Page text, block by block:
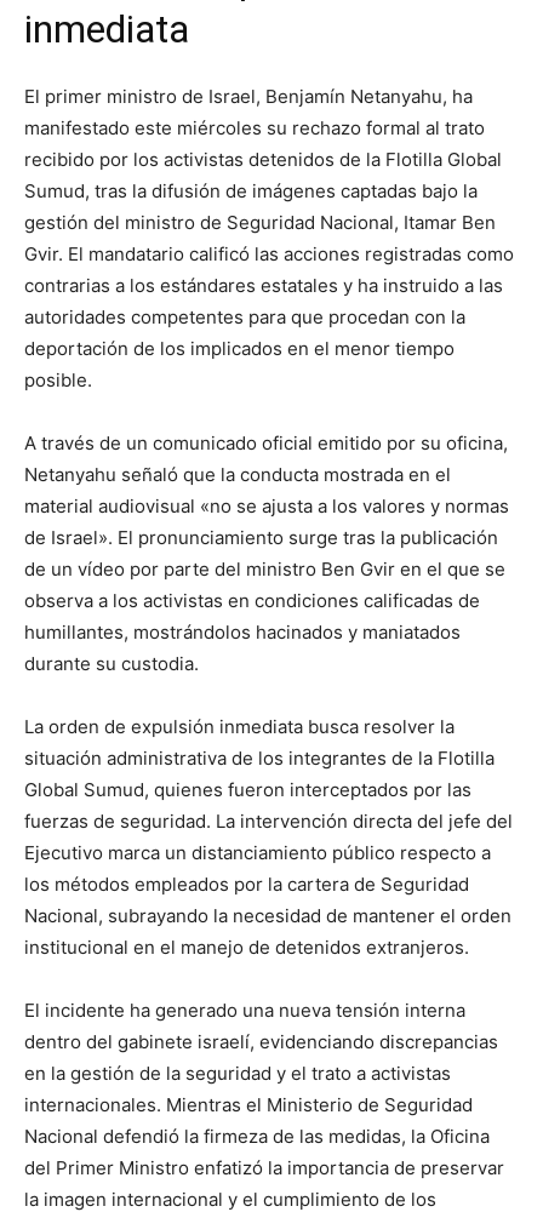
inmediata
El primer ministro de Israel, Benjamín Netanyahu, ha
manifestado este miércoles su rechazo formal al trato
recibido por los activistas detenidos de la Flotilla Global
Sumud, tras la difusión de imágenes captadas bajo la
gestión del ministro de Seguridad Nacional, Itamar Ben
Gvir. El mandatario calificó las acciones registradas como
contrarias a los estándares estatales y ha instruido a las
autoridades competentes para que procedan con la
deportación de los implicados en el menor tiempo
posible.
A través de un comunicado oficial emitido por su oficina,
Netanyahu señaló que la conducta mostrada en el
material audiovisual «no se ajusta a los valores y normas
de Israel». El pronunciamiento surge tras la publicación
de un vídeo por parte del ministro Ben Gvir en el que se
observa a los activistas en condiciones calificadas de
humillantes, mostrándolos hacinados y maniatados
durante su custodia.
La orden de expulsión inmediata busca resolver la
situación administrativa de los integrantes de la Flotilla
Global Sumud, quienes fueron interceptados por las
fuerzas de seguridad. La intervención directa del jefe del
Ejecutivo marca un distanciamiento público respecto a
los métodos empleados por la cartera de Seguridad
Nacional, subrayando la necesidad de mantener el orden
institucional en el manejo de detenidos extranjeros.
El incidente ha generado una nueva tensión interna
dentro del gabinete israelí, evidenciando discrepancias
en la gestión de la seguridad y el trato a activistas
internacionales. Mientras el Ministerio de Seguridad
Nacional defendió la firmeza de las medidas, la Oficina
del Primer Ministro enfatizó la importancia de preservar
la imagen internacional y el cumplimiento de los